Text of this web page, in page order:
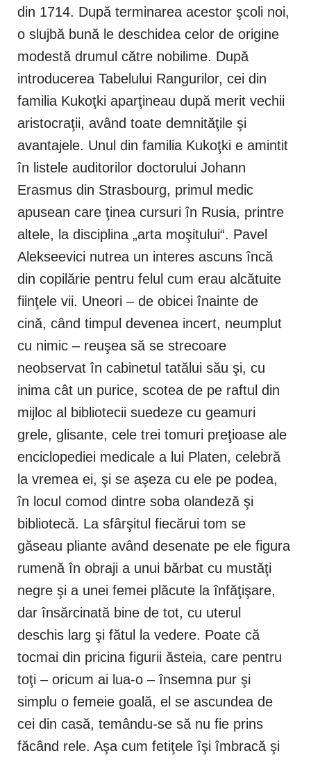
din 1714. După terminarea acestor şcoli noi,
o slujbă bună le deschidea celor de origine
modestă drumul către nobilime. După
introducerea Tabelului Rangurilor, cei din
familia Kukoţki aparţineau după merit vechii
aristocraţii, având toate demnităţile şi
avantajele. Unul din familia Kukoţki e amintit
în listele auditorilor doctorului Johann
Erasmus din Strasbourg, primul medic
apusean care ţinea cursuri în Rusia, printre
altele, la disciplina „arta moşitului“. Pavel
Alekseevici nutrea un interes ascuns încă
din copilărie pentru felul cum erau alcătuite
fiinţele vii. Uneori – de obicei înainte de
cină, când timpul devenea incert, neumplut
cu nimic – reuşea să se strecoare
neobservat în cabinetul tatălui său şi, cu
inima cât un purice, scotea de pe raftul din
mijloc al bibliotecii suedeze cu geamuri
grele, glisante, cele trei tomuri preţioase ale
enciclopediei medicale a lui Platen, celebră
la vremea ei, şi se aşeza cu ele pe podea,
în locul comod dintre soba olandeză şi
bibliotecă. La sfârşitul fiecărui tom se
găseau pliante având desenate pe ele figura
rumenă în obraji a unui bărbat cu mustăţi
negre şi a unei femei plăcute la înfăţişare,
dar însărcinată bine de tot, cu uterul
deschis larg şi fătul la vedere. Poate că
tocmai din pricina figurii ăsteia, care pentru
toţi – oricum ai lua-o – însemna pur şi
simplu o femeie goală, el se ascundea de
cei din casă, temându-se să nu fie prins
făcând rele. Aşa cum fetiţele îşi îmbracă şi